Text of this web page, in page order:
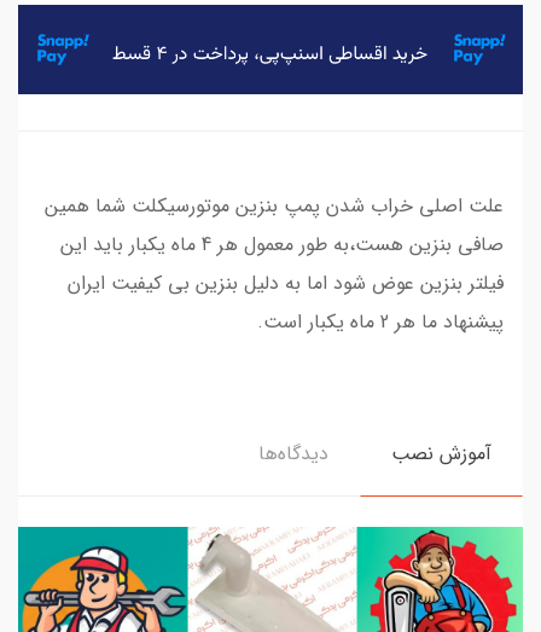
علت اصلی خراب شدن پمپ بنزین موتورسیکلت شما همین
صافی بنزین هست،به طور معمول هر 4 ماه یکبار باید این
فیلتر بنزین عوض شود اما به دلیل بنزین بی کیفیت ایران
پیشنهاد ما هر 2 ماه یکبار است.
آموزش نصب دیدگاه‌ها